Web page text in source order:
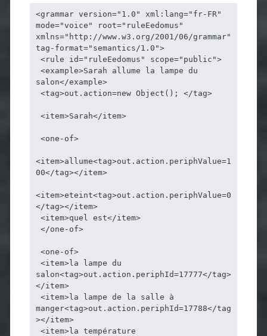
<grammar version="1.0" xml:lang="fr-FR"
mode="voice" root="ruleEedomus"
xmlns="http://www.w3.org/2001/06/grammar"
tag-format="semantics/1.0">
salon</example>
<item>allume<tag>out.action.periphValue=1
00</tag></item>
<item>eteint<tag>out.action.periphValue=0
</tag></item>
salon<tag>out.action.periphId=17777</tag>
</item>
manger<tag>out.action.periphId=17788</tag
></item>